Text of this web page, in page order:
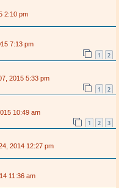
2:10 pm
7:13 pm
1 2
2015 5:33 pm
1 2
10:49 am
1 2 3
2014 12:27 pm
11:36 am